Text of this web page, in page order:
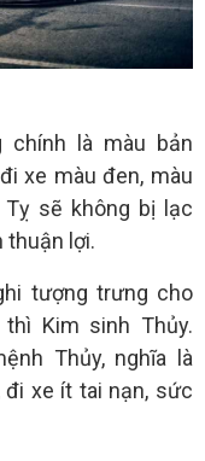
chính là màu bản
xe màu đen, màu
Tỵ sẽ không bị lạc
thuận lợi.
tượng trưng cho
Kim sinh Thủy.
Thủy, nghĩa là
xe ít tai nạn, sức